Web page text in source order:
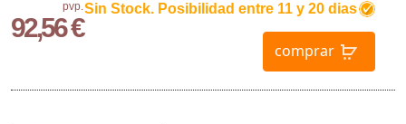
pvp.
92,56 €
Sin Stock. Posibilidad entre 11 y 20 dias
comprar